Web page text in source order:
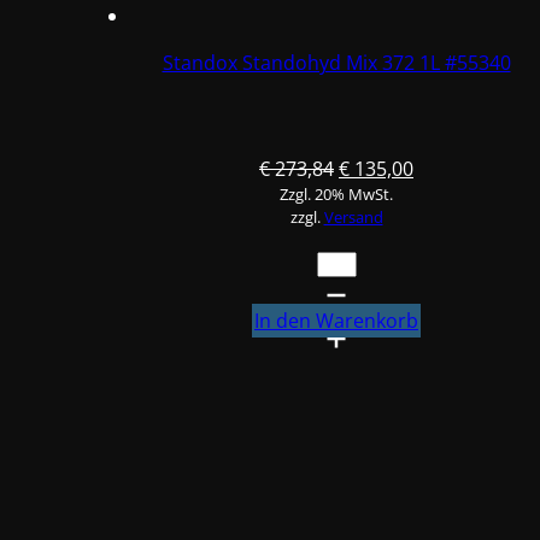
Standox Standohyd Mix 372 1L #55340
€273,84Ursprünglicher
Preis
war:
€ 273,84
€ 135,00Aktueller
Zzgl. 20% MwSt.
zzgl.Versand
Standox
Standohyd
Mix
372
In den Warenkorb